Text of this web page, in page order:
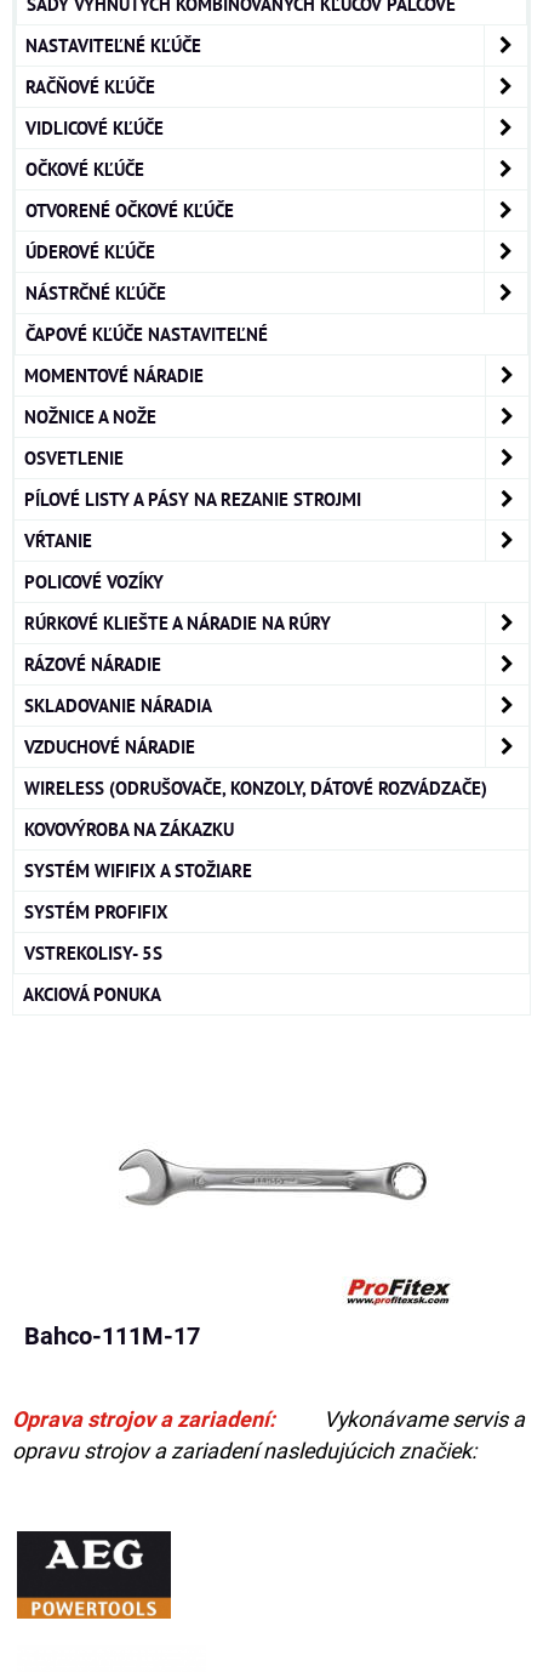
NASTAVITEĽNÉ KĽÚČE
RAČŇOVÉ KĽÚČE
VIDLICOVÉ KĽÚČE
OČKOVÉ KĽÚČE
OTVORENÉ OČKOVÉ KĽÚČE
ÚDEROVÉ KĽÚČE
NÁSTRČNÉ KĽÚČE
ČAPOVÉ KĽÚČE NASTAVITEĽNÉ
MOMENTOVÉ NÁRADIE
NOŽNICE A NOŽE
OSVETLENIE
PÍLOVÉ LISTY A PÁSY NA REZANIE STROJMI
VŔTANIE
POLICOVÉ VOZÍKY
RÚRKOVÉ KLIEŠTE A NÁRADIE NA RÚRY
RÁZOVÉ NÁRADIE
SKLADOVANIE NÁRADIA
VZDUCHOVÉ NÁRADIE
WIRELESS (ODRUŠOVAČE, KONZOLY, DÁTOVÉ ROZVÁDZAČE)
KOVOVÝROBA NA ZÁKAZKU
SYSTÉM WIFIFIX A STOŽIARE
SYSTÉM PROFIFIX
VSTREKOLISY- 5S
AKCIOVÁ PONUKA
Bahco-111M-17
Oprava strojov a zariadení:
Vykonávame servis a
opravu strojov a zariadení nasledujúcich značiek: